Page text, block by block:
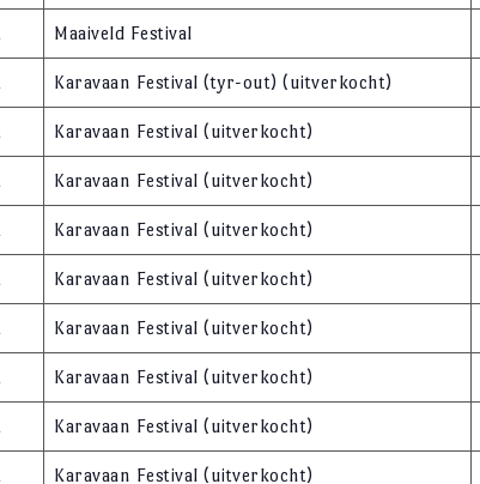
Maaiveld Festival
Karavaan Festival (tyr-out) (uitverkocht)
Karavaan Festival (uitverkocht)
Karavaan Festival (uitverkocht)
Karavaan Festival (uitverkocht)
Karavaan Festival (uitverkocht)
Karavaan Festival (uitverkocht)
Karavaan Festival (uitverkocht)
Karavaan Festival (uitverkocht)
Karavaan Festival (uitverkocht)